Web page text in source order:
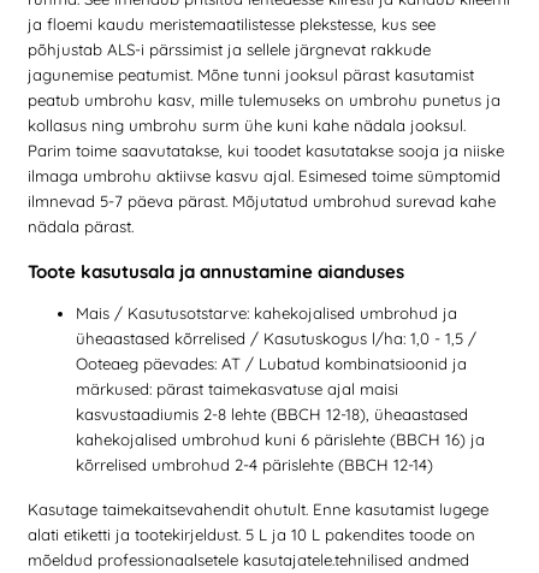
ja floemi kaudu meristemaatilistesse plekstesse, kus see
põhjustab ALS-i pärssimist ja sellele järgnevat rakkude
jagunemise peatumist. Mõne tunni jooksul pärast kasutamist
peatub umbrohu kasv, mille tulemuseks on umbrohu punetus ja
kollasus ning umbrohu surm ühe kuni kahe nädala jooksul.
Parim toime saavutatakse, kui toodet kasutatakse sooja ja niiske
ilmaga umbrohu aktiivse kasvu ajal. Esimesed toime sümptomid
ilmnevad 5-7 päeva pärast. Mõjutatud umbrohud surevad kahe
nädala pärast.
Toote kasutusala ja annustamine aianduses
Mais / Kasutusotstarve: kahekojalised umbrohud ja
üheaastased kõrrelised / Kasutuskogus l/ha: 1,0 - 1,5 /
Ooteaeg päevades: AT / Lubatud kombinatsioonid ja
märkused: pärast taimekasvatuse ajal maisi
kasvustaadiumis 2-8 lehte (BBCH 12-18), üheaastased
kahekojalised umbrohud kuni 6 pärislehte (BBCH 16) ja
kõrrelised umbrohud 2-4 pärislehte (BBCH 12-14)
Kasutage taimekaitsevahendit ohutult. Enne kasutamist lugege
alati etiketti ja tootekirjeldust. 5 L ja 10 L pakendites toode on
mõeldud professionaalsetele kasutajatele.tehnilised andmed